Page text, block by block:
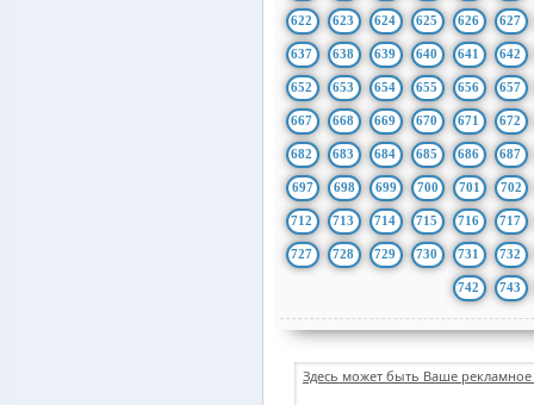
622 623 624 625 626 627
637 638 639 640 641 642
652 653 654 655 656 657
667 668 669 670 671 672
682 683 684 685 686 687
697 698 699 700 701 702
712 713 714 715 716 717
727 728 729 730 731 732
742 743
Здесь может быть Ваше